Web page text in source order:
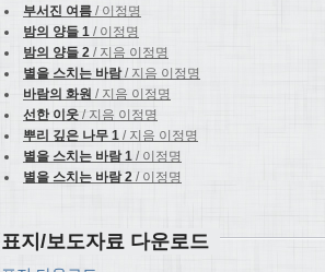
부서진 여름 / 이정명
밤의 양들 1 / 이정명
밤의 양들 2 / 지음 이정명
별을 스치는 바람/ 지음 이정명
바람의 화원 / 지음 이정명
선한 이웃 / 지음 이정명
뿌리 깊은 나무 1 / 지음 이정명
별을 스치는 바람 1 / 이정명
별을 스치는 바람 2 / 이정명
표지/보도자료 다운로드